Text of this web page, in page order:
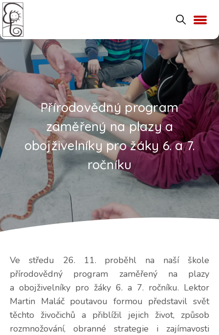
Přírodovědný program
zaměřený na plazy a
obojživelníky pro žáky 6. a 7.
ročníku
Ve středu 26. 11. proběhl na naší škole
přírodovědný program zaměřený na plazy
a obojživelníky pro žáky 6. a 7. ročníku. Lektor
Martin Maláč poutavou formou představil svět
těchto živočichů a přiblížil jejich život, způsob
rozmnožování, obranné strategie i zajímavosti